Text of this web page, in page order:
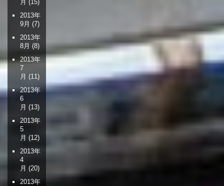
月 (15)
2013年
9月 (7)
2013年
8月 (8)
2013年
7
月 (11)
2013年
6
月 (13)
2013年
5
月 (12)
2013年
4
月 (20)
2013年